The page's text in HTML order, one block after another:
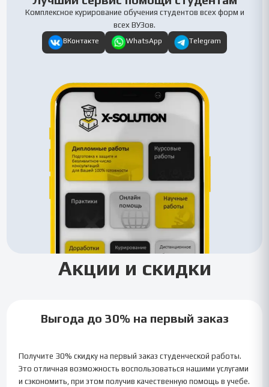
Комплексное курирование обучения студентов всех форм и
всех ВУЗов.
ВКонтакте WhatsApp Telegram
Акции и скидки
Выгода до 30% на первый заказ
Получите 30% скидку на первый заказ студенческой работы.
Это отличная возможность воспользоваться нашими услугами
и сэкономить, при этом получив качественную помощь в учебе.